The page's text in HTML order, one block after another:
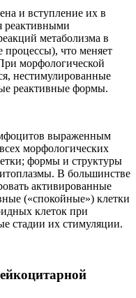
и вступление их в
реактивными
метаболизма в
что меняет
морфологической
нестимулированные
реактивные формы.
выраженным
морфологических
формы и структуры
В большинстве
активированные
(«спокойные») клетки
клеток при
стадии их стимуляции.